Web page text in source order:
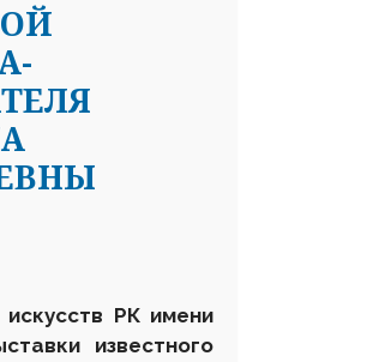
РК имени
известного